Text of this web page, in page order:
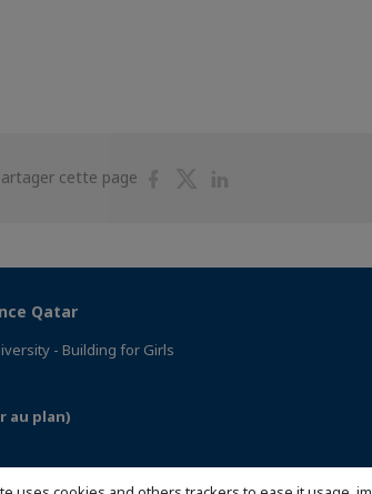
cette page
PartagerPartager
Qatar
- Building for Girls
au plan)